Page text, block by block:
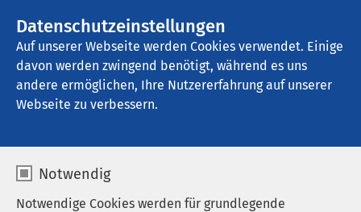
Datenschutzeinstellungen
Auf unserer Webseite werden Cookies verwendet. Einige
davon werden zwingend benötigt, während es uns
andere ermöglichen, Ihre Nutzererfahrung auf unserer
Webseite zu verbessern.
Notwendig
Notwendige Cookies werden für grundlegende